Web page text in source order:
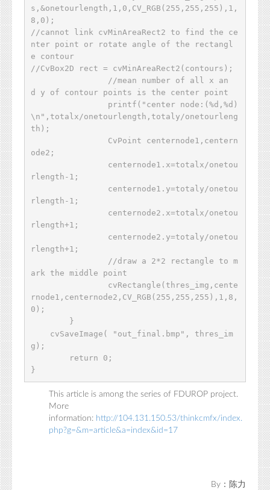
s,&onetourlength,1,0,CV_RGB(255,255,255),1,
8,0);
//cannot link cvMinAreaRect2 to find the ce
nter point or rotate angle of the rectangl
e contour
//CvBox2D rect = cvMinAreaRect2(contours);
d y of contour points is the center point
\n",totalx/onetourlength,totaly/onetourleng
th);
ode2;
rlength-1;
rlength-1;
rlength+1;
rlength+1;
ark the middle point
rnode1,centernode2,CV_RGB(255,255,255),1,8,
0);
cvSaveImage( "out_final.bmp", thres_im
g);
}
This article is among the series of FDUROP project.
More
information: http://104.131.150.53/thinkcmfx/index.
php?g=&m=article&a=index&id=17
By ：陈力